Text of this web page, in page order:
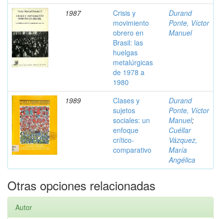
1987
Crisis y
movimiento
obrero en
Brasil: las
huelgas
metalúrgicas
de 1978 a
1980
Durand
Ponte, Víctor
Manuel
1989
Clases y
sujetos
sociales: un
enfoque
crítico-
comparativo
Durand
Ponte, Víctor
Manuel;
Cuéllar
Vázquez,
María
Angélica
Otras opciones relacionadas
Autor